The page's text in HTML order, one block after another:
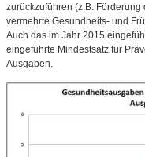
zurückzuführen (z.B.
vermehrte Gesundheits- und
Auch das im Jahr 2015
eingeführte Mindestsatz für
Ausgaben.